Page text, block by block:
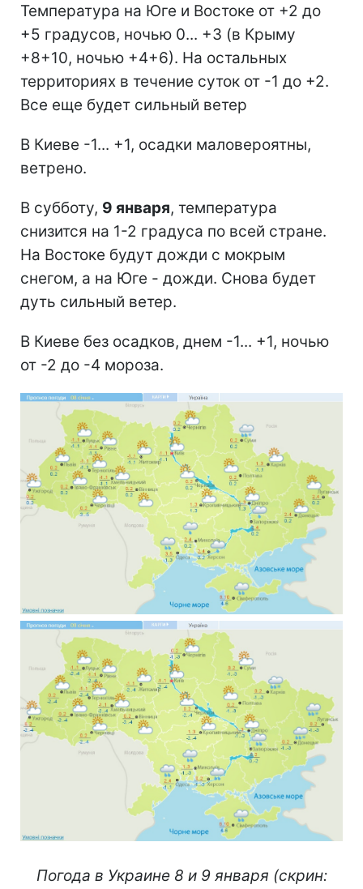
Температура на Юге и Востоке от +2 до
+5 градусов, ночью 0... +3 (в Крыму
+8+10, ночью +4+6). На остальных
территориях в течение суток от -1 до +2.
Все еще будет сильный ветер
В Киеве -1... +1, осадки маловероятны,
ветрено.
В субботу, 9 января, температура
снизится на 1-2 градуса по всей стране.
На Востоке будут дожди с мокрым
снегом, а на Юге - дожди. Снова будет
дуть сильный ветер.
В Киеве без осадков, днем -1... +1, ночью
от -2 до -4 мороза.
Погода в Украине 8 и 9 января (скрин: